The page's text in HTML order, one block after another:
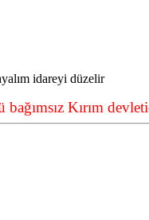
idareyi düzelir
bağımsız Kırım